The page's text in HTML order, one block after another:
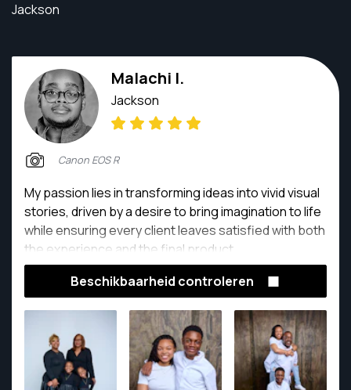
Jackson
Malachi I.
Jackson
Canon EOS R
My passion lies in transforming ideas into vivid visual
stories, driven by a desire to bring imagination to life
while ensuring every client leaves satisfied with both
the experience and the final product.
Beschikbaarheid controleren